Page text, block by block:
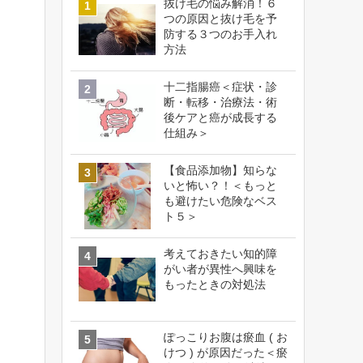
抜け毛の悩み解消！６
つの原因と抜け毛を予
防する３つのお手入れ
方法
十二指腸癌＜症状・診
断・転移・治療法・術
後ケアと癌が成長する
仕組み＞
【食品添加物】知らな
いと怖い？！＜もっと
も避けたい危険なベス
ト５＞
考えておきたい知的障
がい者が異性へ興味を
もったときの対処法
ぽっこりお腹は瘀血 ( お
けつ ) が原因だった＜瘀